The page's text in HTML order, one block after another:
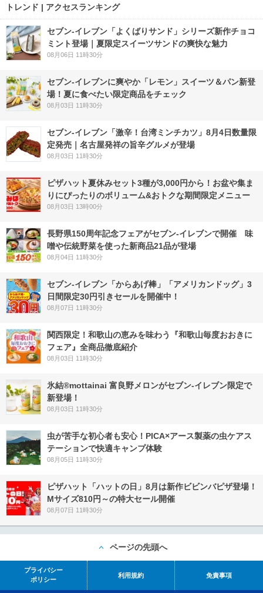
トレンド | アクセスランキング
セブン‐イレブン「よくばりサンド」シリーズ新作チョコ
ミント登場｜夏限定スイーツサンドの爽快な魅力
08月06日 11時30分
セブン‐イレブンに爽やか「レモン」スイーツ＆パン新登
場！夏に食べたい限定商品をチェック
08月03日 11時30分
セブン-イレブン「激辛！台湾ミンチカツ」8月4日数量限
定発売｜名古屋発祥の旨辛グルメが登場
08月03日 11時30分
ピザハット夏休みセット3種が3,000円から！お盆や集ま
りにぴったりのボリューム&おトクな期間限定メニュー
08月03日 13時00分
長野県150周年記念フェアがセブン-イレブンで開催 味
噌や伝統野菜を使った新商品21品が登場
08月04日 11時30分
セブン‐イレブン「からあげ棒」「アメリカンドッグ」3
日間限定30円引きセールを開催中！
08月07日 11時30分
関西限定！和歌山の恵みを味わう『和歌山毎度おおきに
フェア』全商品徹底紹介
08月03日 11時30分
氷結®mottainai 富良野メロンがセブン‐イレブン限定で
新登場！
08月03日 11時30分
虫が苦手な初心者も安心！PICA×アース製薬の虫ケアス
テーションで快適キャンプ体験
08月05日 11時30分
ピザハット「ハットの日」8月は新作ビビンバピザ登場！
Mサイズ810円～の特大セール開催
08月07日 11時30分
ページの先頭へ
プライバシー
ポリシー
利用規約 免責事項